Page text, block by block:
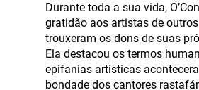
Durante toda a sua vida,
gratidão aos artistas de
trouxeram os dons de suas
Ela destacou os termos
epifanias artísticas
bondade dos cantores